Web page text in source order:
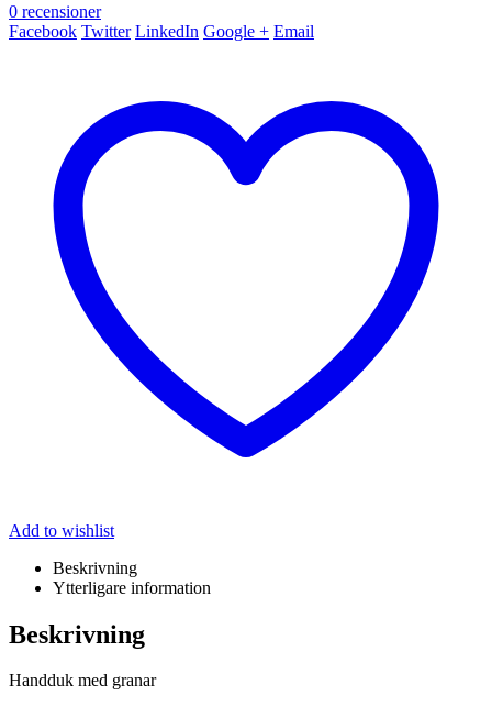
0 recensioner
Facebook Twitter LinkedIn Google + Email
Add to wishlist
Beskrivning
Ytterligare information
Beskrivning
Handduk med granar